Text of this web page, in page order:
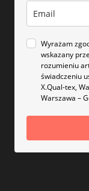
Wyrażam
wskazany
rozumieniu
świadczeniu
X.Qual-tex,
Warszawa –